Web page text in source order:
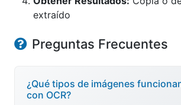
extraído
Preguntas Frecuentes
¿Qué tipos de imágenes
con OCR?